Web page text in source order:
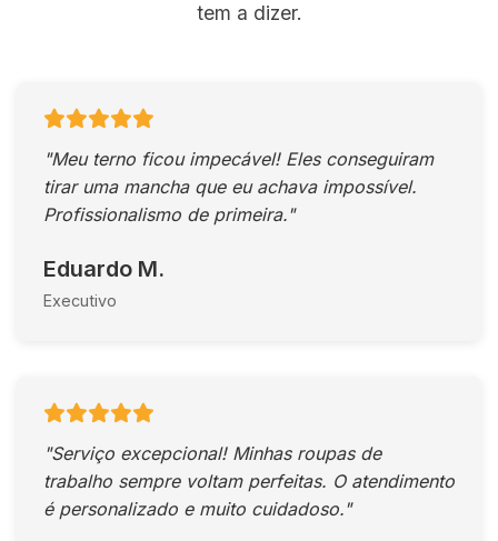
tem a dizer.
"Meu terno ficou impecável! Eles conseguiram
tirar uma mancha que eu achava impossível.
Profissionalismo de primeira."
Eduardo M.
Executivo
"Serviço excepcional! Minhas roupas de
trabalho sempre voltam perfeitas. O atendimento
é personalizado e muito cuidadoso."